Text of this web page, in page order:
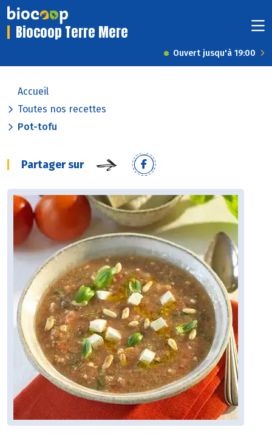
Biocoop Terre Mere
Ouvert jusqu'à 19:00
Accueil
Toutes nos recettes
Pot-tofu
Partager sur